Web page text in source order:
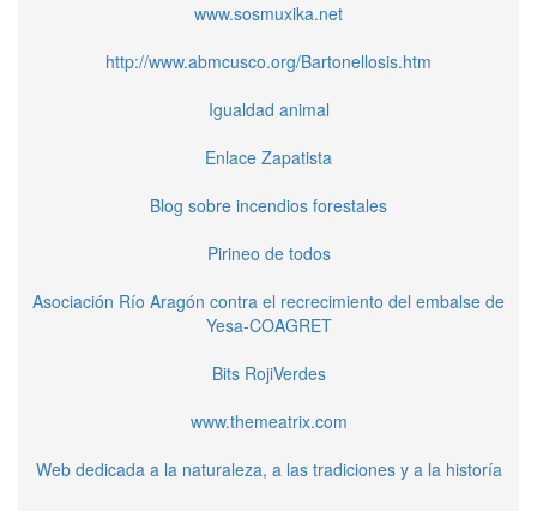
www.sosmuxika.net
http://www.abmcusco.org/Bartonellosis.htm
Igualdad animal
Enlace Zapatista
Blog sobre incendios forestales
Pirineo de todos
Asociación Río Aragón contra el recrecimiento del embalse de
Yesa-COAGRET
Bits RojiVerdes
www.themeatrix.com
Web dedicada a la naturaleza, a las tradiciones y a la historía